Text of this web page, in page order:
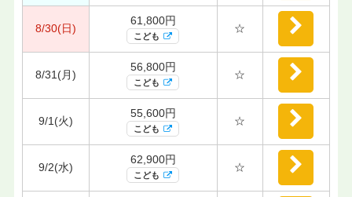
8/30(日)
61,800円
こども
☆
8/31(月)
56,800円
こども
☆
9/1(火)
55,600円
こども
☆
9/2(水)
62,900円
こども
☆